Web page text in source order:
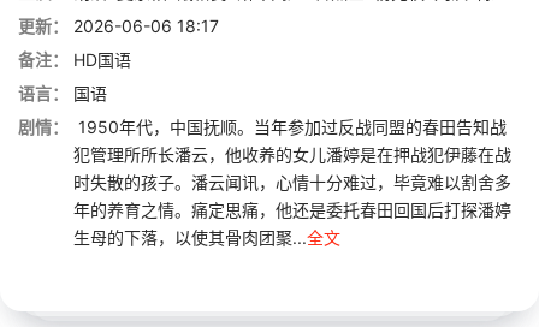
更新：
2026-06-06 18:17
备注：
HD国语
语言：
国语
剧情：
1950年代，中国抚顺。当年参加过反战同盟的春田告知战
犯管理所所长潘云，他收养的女儿潘婷是在押战犯伊藤在战
时失散的孩子。潘云闻讯，心情十分难过，毕竟难以割舍多
年的养育之情。痛定思痛，他还是委托春田回国后打探潘婷
生母的下落，以使其骨肉团聚...全文